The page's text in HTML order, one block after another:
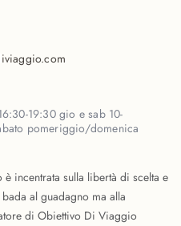
19:30 gio e sab 10-
pomeriggio/domenica
incentrata sulla libertà di scelta e
al guadagno ma alla
di Obiettivo Di Viaggio